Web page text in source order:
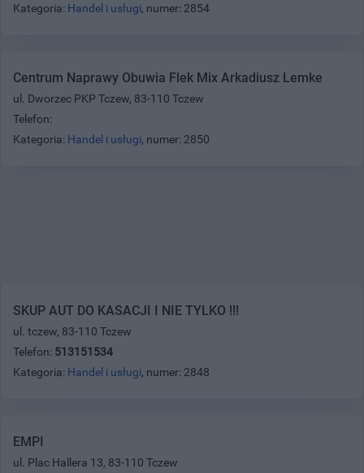
Kategoria: Handel i usługi, numer: 2854
Centrum Naprawy Obuwia Flek Mix Arkadiusz Lemke
ul. Dworzec PKP Tczew, 83-110 Tczew
Telefon:
Kategoria: Handel i usługi, numer: 2850
SKUP AUT DO KASACJI I NIE TYLKO !!!
ul. tczew, 83-110 Tczew
Telefon: 513151534
Kategoria: Handel i usługi, numer: 2848
EMPI
ul. Plac Hallera 13, 83-110 Tczew